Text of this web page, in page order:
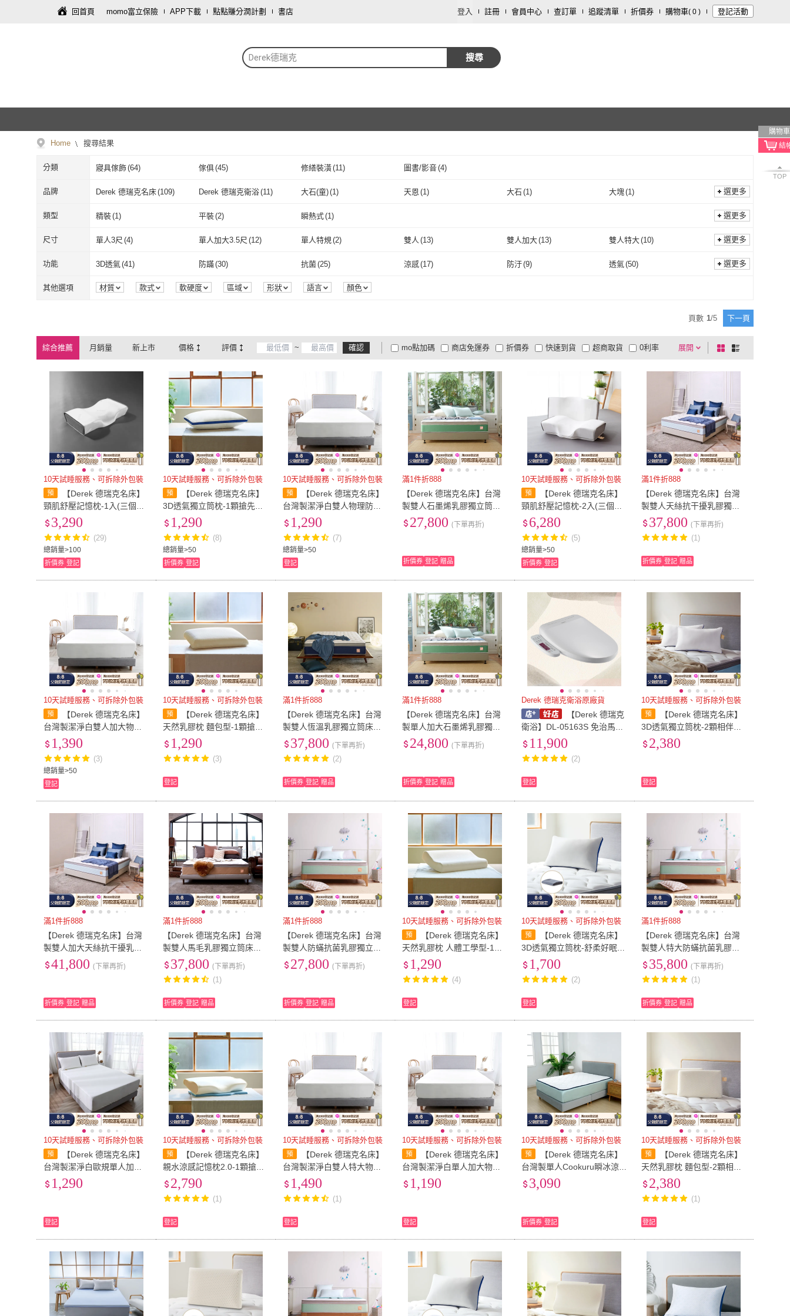
回首頁 momo富立保險 APP下載 點點賺分潤計劃 書店 登入 註冊 會員中心 查訂單 追蹤清單 折價券 購物車( 0 ) 登記活動
Derek德瑞克 搜尋
購物車
TOP
Home 搜尋結果
分類 寢具傢飾(64) 傢俱(45) 修繕裝潢(11) 圖書/影音(4)
品牌 Derek 德瑞克名床(109) Derek 德瑞克衛浴(11) 大石(童)(1) 天恩 (1) 大石(1) 大塊 (1)
Derek 德瑞克名床 Derek 德瑞克衛浴 大石(童)
選更多
類型 精裝(1) 平裝(2) 瞬熱式(1)
精裝 (1) 平裝( 2) 瞬熱式
選更多
尺寸 單人3尺 (4) 單人加大3.5尺 (12) 單人特規 (2) 雙人 (13) 雙人加大(13) 雙人特大(10)
4~6cm (5) 單人(1) 雙人(1) 雙人加大/特大 45cm*75cm 一般 (1)
單人3尺 單人加大3.5尺 單人特規 雙人
4~6cm ) 單人(1) 雙人 )
選更多
功能 3D透氣 (41) 防蹣(30) 抗菌(25) 涼感(17) 防汙(9) 透氣 (50)
防水(9) 可水洗 18) 吸濕排汗
3D透氣 41) 防蹣(30) 抗菌 25)
一般型(6) 烘乾(1) 暖座(1) 噴嘴自潔(1) 無聲音(1)
選更多
其他選項 材質 款式 軟硬度 區域 形狀 語言 顏色
頁數 1/5 下一頁
綜合推薦 月銷量 新上市 價格 評價 ~ 確認 展開
折價券
有影片
商品有量 電視購物
mo點加碼 快速到貨 超商取貨
低溫宅配
大家電安心配
大家電快配
定期配/分次配
商店免運券 0利率
5
及以上 3 及以上
棋
盤
式
列
10天試睡服務、可拆除外包裝
【Derek 德瑞克名床】
頸肌舒壓記憶枕-1入(三個字
物理治療師合作開發枕頭)
總銷量>100
3,290
(29)
折價券 登記
10天試睡服務、可拆除外包裝
【Derek 德瑞克名床】
3D透氣獨立筒枕-1顆搶先好
睡(高彈力支撐 完美釋放壓
總銷量>50
1,290
(8)
折價券 登記
10天試睡服務、可拆除外包裝
【Derek 德瑞克名床】
台灣製潔淨白雙人物理防蟎
防水床包式保潔墊-5x6.2尺
總銷量>50
1,290
(7)
登記
滿1件折888
【Derek 德瑞克名床】台灣
製雙人石墨烯乳膠獨立筒床
墊5x6.2尺x30cm-樂活健康
27,800 (下單再折)
折價券 登記 贈品
10天試睡服務、可拆除外包裝
【Derek 德瑞克名床】
頸肌舒壓記憶枕-2入(三個字
物理治療師合作開發枕頭)
總銷量>50
6,280
(5)
折價券 登記
滿1件折888
【Derek 德瑞克名床】台灣
製雙人天絲抗干擾乳膠獨立
筒床墊5x6.2尺x30cm-極致
雲端床墊
37,800 (下單再折)
(1)
折價券 登記 贈品
10天試睡服務、可拆除外包裝
【Derek 德瑞克名床】
台灣製潔淨白雙人加大物理
防蟎防水床包式保潔墊-6x6.
總銷量>50
1,390
(3)
登記
10天試睡服務、可拆除外包裝
【Derek 德瑞克名床】
天然乳膠枕 麵包型-1顆搶先
好睡(柔軟服貼 完美釋放壓
1,290
(3)
登記
滿1件折888
【Derek 德瑞克名床】台灣
製雙人恆溫乳膠獨立筒床墊5
x6.2尺x30cm-星際旅航床墊
37,800 (下單再折)
(2)
折價券 登記 贈品
滿1件折888
【Derek 德瑞克名床】台灣
製單人加大石墨烯乳膠獨立
筒床墊3.5x6.2尺x30cm-樂活
健康床墊
24,800 (下單再折)
折價券 登記 贈品
Derek 德瑞克衛浴原廠貨
【Derek 德瑞克
衛浴】DL-05163S 免治馬桶
蓋 馬桶馬桶蓋 原廠公司貨
11,900
(2)
登記
10天試睡服務、可拆除外包裝
【Derek 德瑞克名床】
3D透氣獨立筒枕-2顆相伴好
睡(高彈力支撐 完美釋放壓
2,380
登記
滿1件折888
【Derek 德瑞克名床】台灣
製雙人加大天絲抗干擾乳膠
獨立筒床墊6x6.2尺x30cm-
極致雲端床墊
41,800 (下單再折)
折價券 登記 贈品
滿1件折888
【Derek 德瑞克名床】台灣
製雙人馬毛乳膠獨立筒床墊5
x6.2尺x30cm-頂級馬毛床墊
37,800 (下單再折)
(1)
折價券 登記 贈品
滿1件折888
【Derek 德瑞克名床】台灣
製雙人防蟎抗菌乳膠獨立筒
床墊5x6.2尺x30cm-安心寶
貝床墊
27,800 (下單再折)
折價券 登記 贈品
10天試睡服務、可拆除外包裝
【Derek 德瑞克名床】
天然乳膠枕 人體工學型-1顆
搶先好睡
1,290
(4)
登記
10天試睡服務、可拆除外包裝
【Derek 德瑞克名床】
3D透氣獨立筒枕-舒柔好眠1
入組(高彈力支撐 完美釋放壓
1,700
(2)
登記
滿1件折888
【Derek 德瑞克名床】台灣
製雙人特大防蟎抗菌乳膠獨
立筒床墊6x7尺x30cm-安心
寶貝床墊
35,800 (下單再折)
(1)
折價券 登記 贈品
10天試睡服務、可拆除外包裝
【Derek 德瑞克名床】
台灣製潔淨白歐規單人加大
物理防蟎防水床包式保潔墊-I
KEA120x200cm
1,290
登記
10天試睡服務、可拆除外包裝
【Derek 德瑞克名床】
親水涼感記憶枕2.0-1顆搶先
好睡2,790
(1)
登記
10天試睡服務、可拆除外包裝
【Derek 德瑞克名床】
台灣製潔淨白雙人特大物理
防蟎防水床包式保潔墊-6x7
1,490
(1)
登記
10天試睡服務、可拆除外包裝
【Derek 德瑞克名床】
台灣製潔淨白單人加大物理
防蟎防水床包式保潔墊-3.5x
6.2尺
1,190
登記
10天試睡服務、可拆除外包裝
【Derek 德瑞克名床】
台灣製單人Cookuru瞬冰涼
感墊-3x6.2尺
3,090
折價券 登記
10天試睡服務、可拆除外包裝
【Derek 德瑞克名床】
天然乳膠枕 麵包型-2顆相伴
好睡(柔軟服貼 完美釋放壓
2,380
(1)
登記